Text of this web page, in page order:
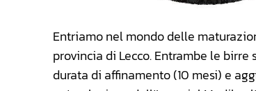
Entriamo nel mondo delle
provincia di Lecco. Entrambe le
durata di affinamento (10 mesi) e